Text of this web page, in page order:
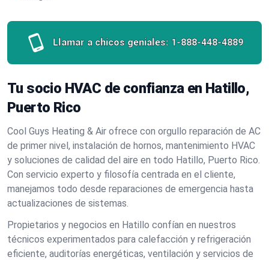
Llamar a chicos geniales: 1-888-448-4889
Tu socio HVAC de confianza en Hatillo,
Puerto Rico
Cool Guys Heating & Air ofrece con orgullo reparación de AC
de primer nivel, instalación de hornos, mantenimiento HVAC
y soluciones de calidad del aire en todo Hatillo, Puerto Rico.
Con servicio experto y filosofía centrada en el cliente,
manejamos todo desde reparaciones de emergencia hasta
actualizaciones de sistemas.
Propietarios y negocios en Hatillo confían en nuestros
técnicos experimentados para calefacción y refrigeración
eficiente, auditorías energéticas, ventilación y servicios de